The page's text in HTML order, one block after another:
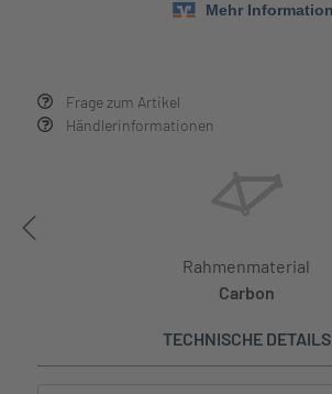
Frage zum Artikel
Händlerinformationen
Rahmenmaterial
Carbon
TECHNISCHE DETAILS